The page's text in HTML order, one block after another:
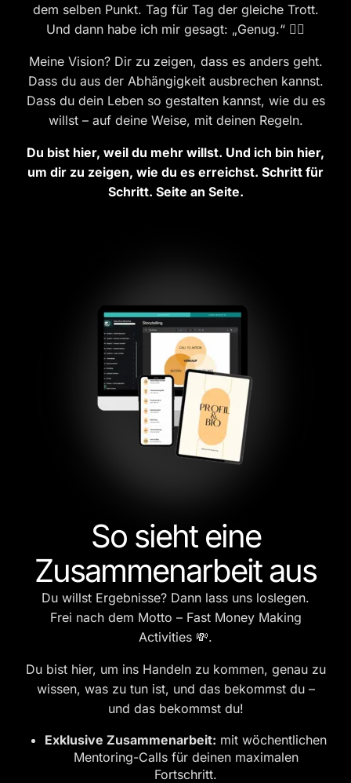
dem selben Punkt. Tag für Tag der gleiche Trott.
Und dann habe ich mir gesagt: „Genug.“ 🤷‍♀️
Meine Vision? Dir zu zeigen, dass es anders geht.
Dass du aus der Abhängigkeit ausbrechen kannst.
Dass du dein Leben so gestalten kannst, wie du es
willst – auf deine Weise, mit deinen Regeln.
Du bist hier, weil du mehr willst. Und ich bin hier,
um dir zu zeigen, wie du es erreichst. Schritt für
Schritt. Seite an Seite.
So sieht eine
Zusammenarbeit aus
Du willst Ergebnisse? Dann lass uns loslegen.
Frei nach dem Motto – Fast Money Making
Activities 💸.
Du bist hier, um ins Handeln zu kommen, genau zu
wissen, was zu tun ist, und das bekommst du –
und das bekommst du!
Exklusive Zusammenarbeit: mit wöchentlichen
Mentoring-Calls für deinen maximalen
Fortschritt.